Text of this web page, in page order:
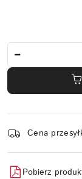
i
dostawa
Cena
Pobierz